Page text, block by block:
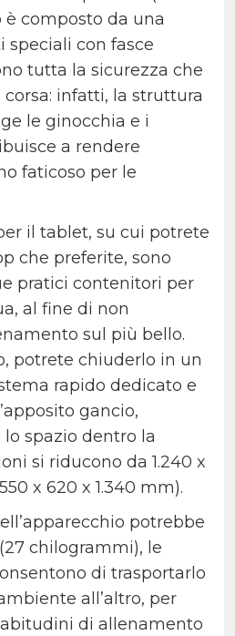
composto da una
speciali con fasce
tutta la sicurezza che
infatti, la struttura
le ginocchia e i
a rendere
faticoso per le
il tablet, su cui potrete
che preferite, sono
pratici contenitori per
al fine di non
sul più bello.
potrete chiuderlo in un
rapido dedicato e
gancio,
spazio dentro la
si riducono da 1.240 x
x 620 x 1.340 mm).
potrebbe
chilogrammi), le
di trasportarlo
all’altro, per
di allenamento